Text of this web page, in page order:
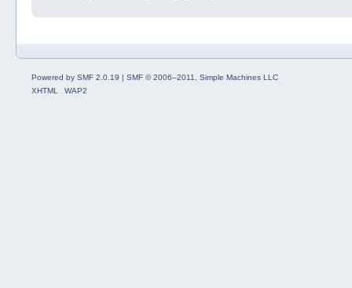
Powered by SMF 2.0.19 | SMF © 2006–2011, Simple Machines LLC
XHTML
WAP2